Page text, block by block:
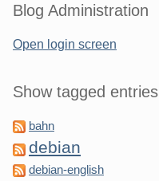
Blog Administration
Open login screen
Show tagged entries
bahn
debian
debian-english